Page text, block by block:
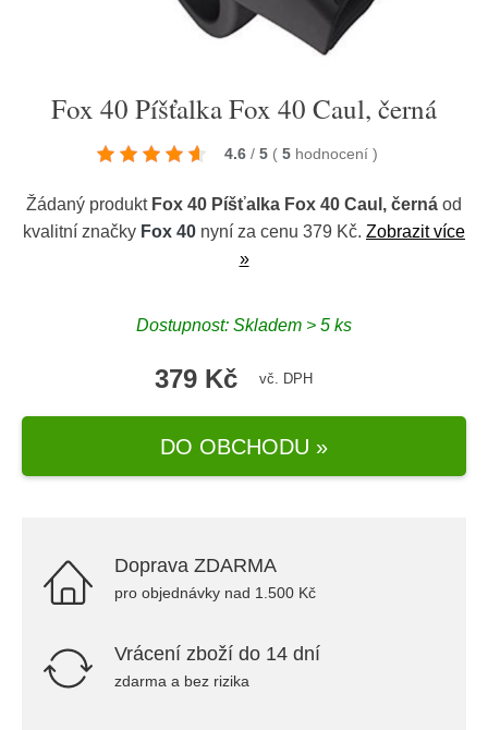
Fox 40 Píšťalka Fox 40 Caul, černá
4.6 / 5 ( 5 hodnocení )
Žádaný produkt Fox 40 Píšťalka Fox 40 Caul, černá od
kvalitní značky Fox 40 nyní za cenu 379 Kč. Zobrazit více
»
Dostupnost: Skladem > 5 ks
379 Kč vč. DPH
DO OBCHODU »
Doprava ZDARMA
pro objednávky nad 1.500 Kč
Vrácení zboží do 14 dní
zdarma a bez rizika